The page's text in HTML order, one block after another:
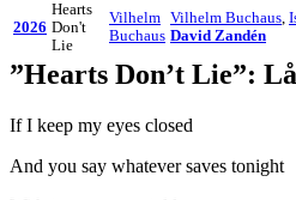
2026
Hearts
Don't
Lie
Vilhelm
Buchaus
Vilhelm Buchaus,
David Zandén
”Hearts Don’t Lie”:
If I keep my eyes closed
And you say whatever saves tonight